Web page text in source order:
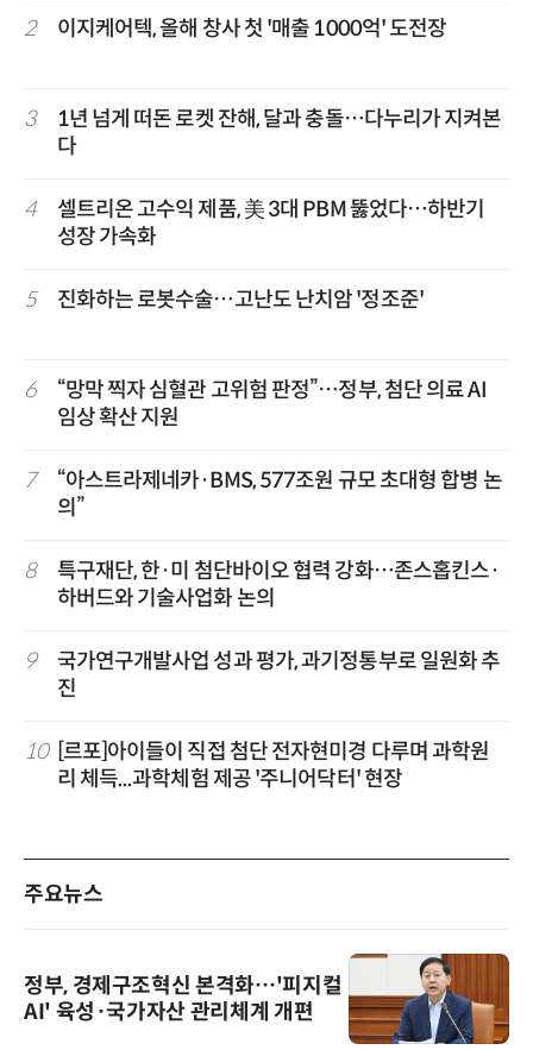
2 이지케어텍, 올해 창사 첫 '매출 1000억' 도전장
3
1년 넘게 떠돈 로켓 잔해, 달과 충돌…다누리가 지켜본
다
4
셀트리온 고수익 제품, 美 3대 PBM 뚫었다…하반기
성장 가속화
5 진화하는 로봇수술…고난도 난치암 '정조준'
6
“망막 찍자 심혈관 고위험 판정”…정부, 첨단 의료 AI
임상 확산 지원
7
“아스트라제네카·BMS, 577조원 규모 초대형 합병 논
의”
8
특구재단, 한·미 첨단바이오 협력 강화…존스홉킨스·
하버드와 기술사업화 논의
9
국가연구개발사업 성과 평가, 과기정통부로 일원화 추
진
10
[르포]아이들이 직접 첨단 전자현미경 다루며 과학원
리 체득...과학체험 제공 '주니어닥터' 현장
주요뉴스
정부, 경제구조혁신 본격화…'피지컬
AI' 육성·국가자산 관리체계 개편